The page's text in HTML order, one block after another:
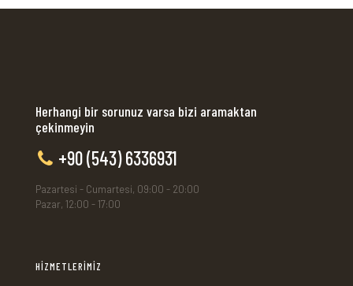
Herhangi bir sorunuz varsa bizi aramaktan
çekinmeyin
+90 (543) 6336931
Pazartesi - Cumartesi, 09:00 - 20:00
Pazar, 12:00 - 17:00
HİZMETLERİMİZ